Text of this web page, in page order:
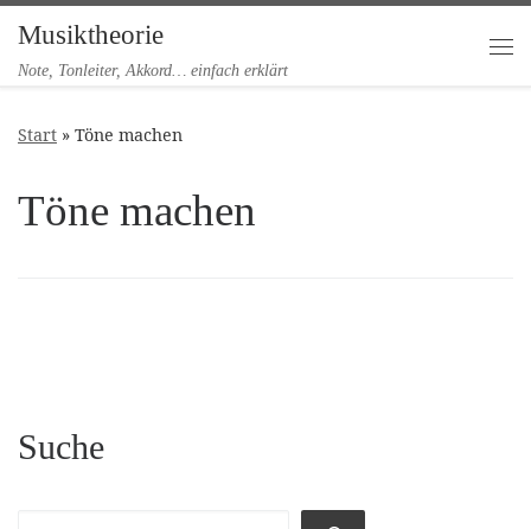
Zum Inhalt springen
Musiktheorie
Note, Tonleiter, Akkord… einfach erklärt
Start » Töne machen
Töne machen
Suche